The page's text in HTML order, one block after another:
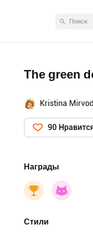
The green
Kristina
90
Награды
Стили